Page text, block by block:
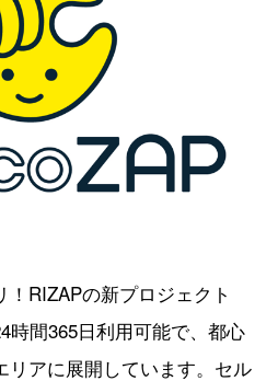
RIZAPの新プロジェクト
時間365日利用可能で、都心
リアに展開しています。セル